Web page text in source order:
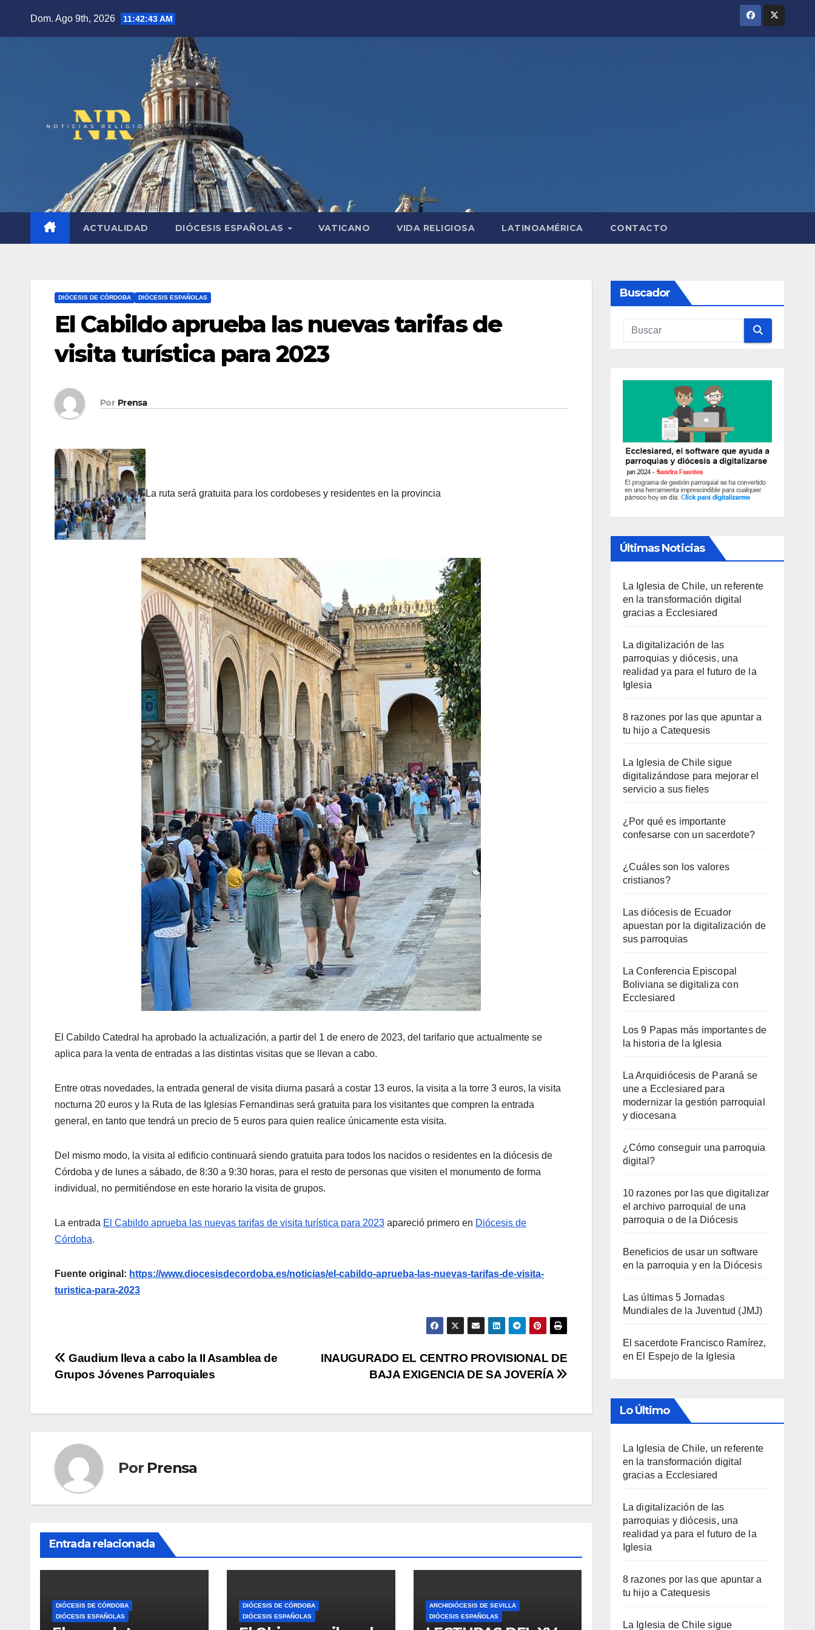
Dom. Ago 9th, 2026 11:42:44 AM
ACTUALIDAD DIÓCESIS ESPAÑOLAS VATICANO VIDA RELIGIOSA LATINOAMÉRICA CONTACTO
DIÓCESIS DE CÓRDOBA DIÓCESIS ESPAÑOLAS
El Cabildo aprueba las nuevas tarifas de
visita turística para 2023
Por Prensa
La ruta será gratuita para los cordobeses y residentes en la provincia
El Cabildo Catedral ha aprobado la actualización, a partir del 1 de enero de 2023, del tarifario que actualmente se
aplica para la venta de entradas a las distintas visitas que se llevan a cabo.
Entre otras novedades, la entrada general de visita diurna pasará a costar 13 euros, la visita a la torre 3 euros, la visita
nocturna 20 euros y la Ruta de las Iglesias Fernandinas será gratuita para los visitantes que compren la entrada
general, en tanto que tendrá un precio de 5 euros para quien realice únicamente esta visita.
Del mismo modo, la visita al edificio continuará siendo gratuita para todos los nacidos o residentes en la diócesis de
Córdoba y de lunes a sábado, de 8:30 a 9:30 horas, para el resto de personas que visiten el monumento de forma
individual, no permitiéndose en este horario la visita de grupos.
La entrada El Cabildo aprueba las nuevas tarifas de visita turística para 2023 apareció primero en Diócesis de
Córdoba.
Fuente original: https://www.diocesisdecordoba.es/noticias/el-cabildo-aprueba-las-nuevas-tarifas-de-visita-
turistica-para-2023
Navegación
de
entradas
INAUGURADO EL CENTRO PROVISIONAL DE
BAJA EXIGENCIA DE SA JOVERÍA
Gaudium lleva a cabo la II Asamblea de
Grupos Jóvenes Parroquiales
Por Prensa
Entrada relacionada
DIÓCESIS DE CÓRDOBA
DIÓCESIS ESPAÑOLAS
DIÓCESIS DE CÓRDOBA
DIÓCESIS ESPAÑOLAS
ARCHIDIÓCESIS DE SEVILLA
DIÓCESIS ESPAÑOLAS
Buscador
Últimas Noticias
La Iglesia de Chile, un referente
en la transformación digital
gracias a Ecclesiared
La digitalización de las
parroquias y diócesis, una
realidad ya para el futuro de la
Iglesia
8 razones por las que apuntar a
tu hijo a Catequesis
La Iglesia de Chile sigue
digitalizándose para mejorar el
servicio a sus fieles
¿Por qué es importante
confesarse con un sacerdote?
¿Cuáles son los valores
cristianos?
Las diócesis de Ecuador
apuestan por la digitalización de
sus parroquias
La Conferencia Episcopal
Boliviana se digitaliza con
Ecclesiared
Los 9 Papas más importantes de
la historia de la Iglesia
La Arquidiócesis de Paraná se
une a Ecclesiared para
modernizar la gestión parroquial
y diocesana
¿Cómo conseguir una parroquia
digital?
10 razones por las que digitalizar
el archivo parroquial de una
parroquia o de la Diócesis
Beneficios de usar un software
en la parroquia y en la Diócesis
Las últimas 5 Jornadas
Mundiales de la Juventud (JMJ)
El sacerdote Francisco Ramírez,
en El Espejo de la Iglesia
Lo Último
La Iglesia de Chile, un referente
en la transformación digital
gracias a Ecclesiared
La digitalización de las
parroquias y diócesis, una
realidad ya para el futuro de la
Iglesia
8 razones por las que apuntar a
tu hijo a Catequesis
La Iglesia de Chile sigue